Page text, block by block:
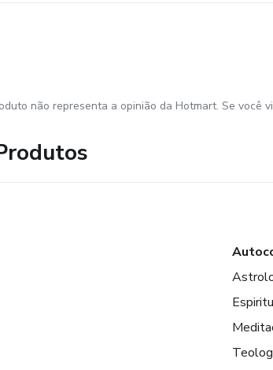
não representa a opinião da Hotmart. Se você